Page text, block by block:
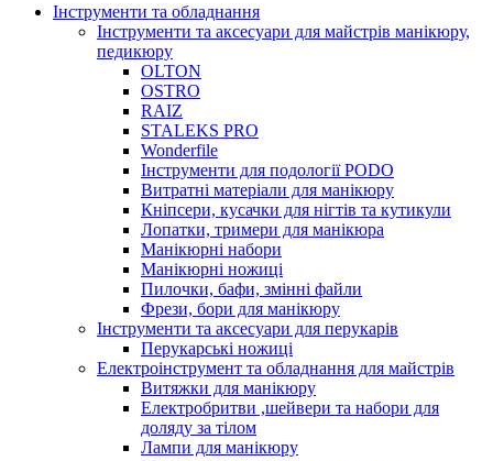
Інструменти та обладнання
Інструменти та аксесуари для майстрів манікюру,
педикюру
OLTON
OSTRO
RAIZ
STALEKS PRO
Wonderfile
Інструменти для подології PODO
Витратні матеріали для манікюру
Кніпсери, кусачки для нігтів та кутикули
Лопатки, тримери для манікюра
Манікюрні набори
Манікюрні ножиці
Пилочки, бафи, змінні файли
Фрези, бори для манікюру
Інструменти та аксесуари для перукарів
Перукарські ножиці
Електроінструмент та обладнання для майстрів
Витяжки для манікюру
Електробритви ,шейвери та набори для
доляду за тілом
Лампи для манікюру